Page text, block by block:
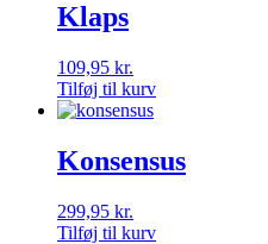
Klaps
109,95 kr.
Tilføj til kurv
Konsensus
299,95 kr.
Tilføj til kurv